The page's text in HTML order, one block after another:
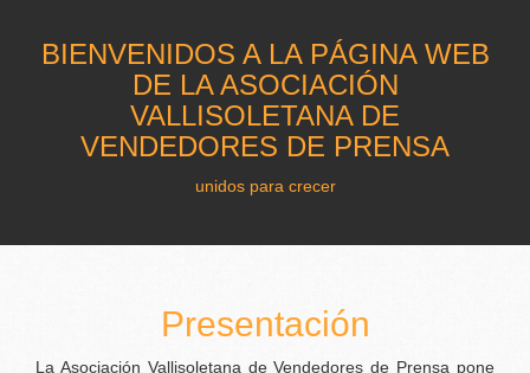
BIENVENIDOS A LA PÁGINA WEB
DE LA ASOCIACIÓN
VALLISOLETANA DE
VENDEDORES DE PRENSA
unidos para crecer
Presentación
La Asociación Vallisoletana de Vendedores de Prensa pone